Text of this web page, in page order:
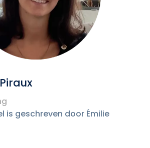
is geschreven door Émilie